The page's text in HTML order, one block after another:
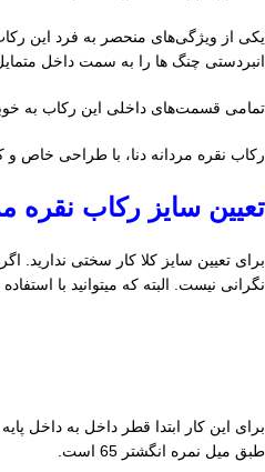
یکی از ویژگی‌های منحصر به فرد این
انبردستی چنگ ها را به سمت داخل
تمامی قسمت‌های داخلی این رکاب به
رکاب نقره مردانه دنا، با طراحی خاص و
تعیین سایز رکاب نقره
برای تعیین سایز کلا کار سختی ندارید.
نگرانی نیست. البته که میتوانید با
طبق میل نمره انگشتر 65 است.